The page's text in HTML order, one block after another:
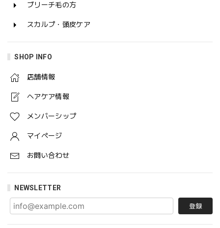
ブリーチ毛の方
スカルプ・頭皮ケア
SHOP INFO
店舗情報
ヘアケア情報
メンバーシップ
マイページ
お問い合わせ
NEWSLETTER
登録